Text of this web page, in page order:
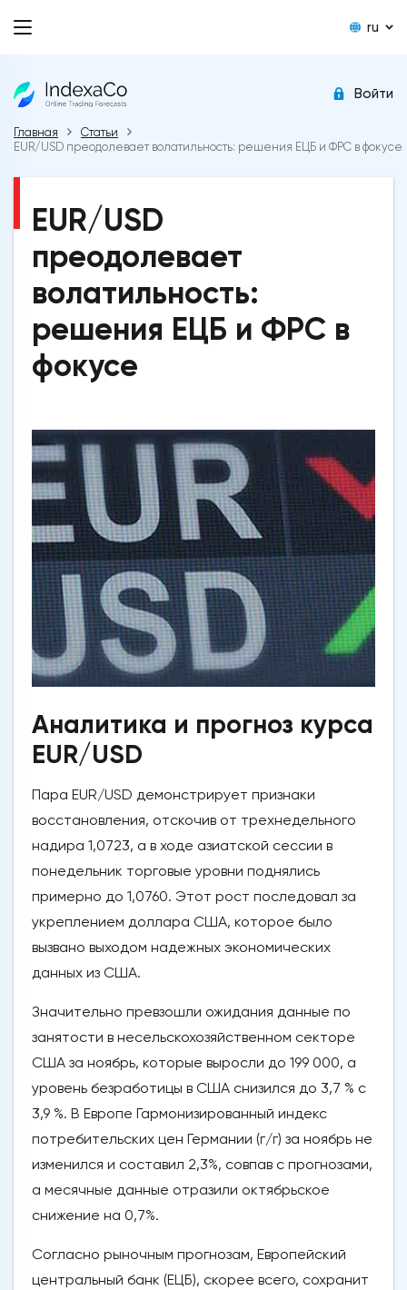
ru
Войти
Главная
Статьи
EUR/USD преодолевает волатильность: решения ЕЦБ и ФРС в фокусе
EUR/USD
преодолевает
волатильность:
решения ЕЦБ и ФРС в
фокусе
Аналитика и прогноз курса
EUR/USD
Пара EUR/USD демонстрирует признаки
восстановления, отскочив от трехнедельного
надира 1,0723, а в ходе азиатской сессии в
понедельник торговые уровни поднялись
примерно до 1,0760. Этот рост последовал за
укреплением доллара США, которое было
вызвано выходом надежных экономических
данных из США.
Значительно превзошли ожидания данные по
занятости в несельскохозяйственном секторе
США за ноябрь, которые выросли до 199 000, а
уровень безработицы в США снизился до 3,7 % с
3,9 %. В Европе Гармонизированный индекс
потребительских цен Германии (г/г) за ноябрь не
изменился и составил 2,3%, совпав с прогнозами,
а месячные данные отразили октябрьское
снижение на 0,7%.
Согласно рыночным прогнозам, Европейский
центральный банк (ЕЦБ), скорее всего, сохранит